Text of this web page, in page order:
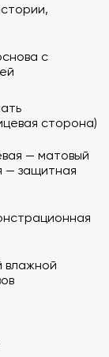
с
сторона)
— матовый
— защитная
влажной